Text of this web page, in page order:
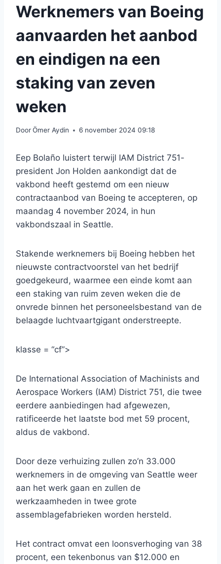
Werknemers van Boeing
aanvaarden het aanbod
en eindigen na een
staking van zeven
weken
DoorÖmer Aydin 6 november 2024 09:18
Eep Bolaño luistert terwijl IAM District 751-
president Jon Holden aankondigt dat de
vakbond heeft gestemd om een ​​nieuw
contractaanbod van Boeing te accepteren, op
maandag 4 november 2024, in hun
vakbondszaal in Seattle.
Stakende werknemers bij Boeing hebben het
nieuwste contractvoorstel van het bedrijf
goedgekeurd, waarmee een einde komt aan
een staking van ruim zeven weken die de
onvrede binnen het personeelsbestand van de
belaagde luchtvaartgigant onderstreepte.
klasse = “cf”>
De International Association of Machinists and
Aerospace Workers (IAM) District 751, die twee
eerdere aanbiedingen had afgewezen,
ratificeerde het laatste bod met 59 procent,
aldus de vakbond.
Door deze verhuizing zullen zo’n 33.000
werknemers in de omgeving van Seattle weer
aan het werk gaan en zullen de
werkzaamheden in twee grote
assemblagefabrieken worden hersteld.
Het contract omvat een loonsverhoging van 38
procent, een tekenbonus van $12.000 en